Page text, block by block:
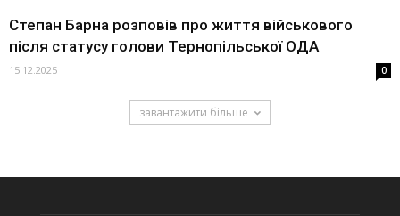
Степан Барна розповів про життя військового
після статусу голови Тернопільської ОДА
15.12.2025 0
завантажити більше